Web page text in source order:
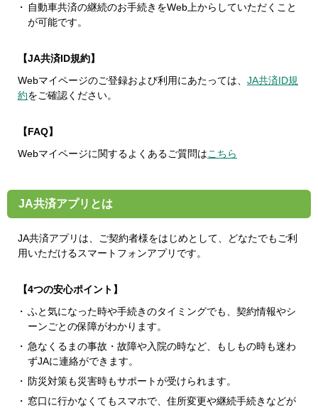
自動車共済の継続のお手続きをWeb上からしていただくこと
が可能です。
【JA共済ID規約】
Webマイページのご登録および利用にあたっては、 JA共済ID規
約をご確認ください。
【FAQ】
Webマイページに関するよくあるご質問はこちら
JA共済アプリとは
JA共済アプリは、ご契約者様をはじめとして、どなたでもご利
用いただけるスマートフォンアプリです。
【4つの安心ポイント】
ふと気になった時や手続きのタイミングでも、契約情報やシ
ーンごとの保障がわかります。
急なくるまの事故・故障や入院の時など、もしもの時も迷わ
ずJAに連絡ができます。
防災対策も災害時もサポートが受けられます。
窓口に行かなくてもスマホで、住所変更や継続手続きなどが